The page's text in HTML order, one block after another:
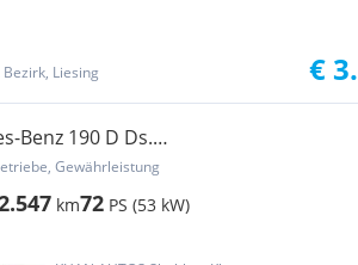
Liesing
€
Benz 190 D Ds.
Gewährleistung
km72 PS (53 kW)